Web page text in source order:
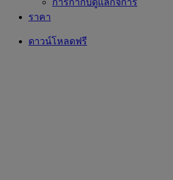
การกำกับดูแลกิจการ
ราคา
ดาวน์โหลดฟรี